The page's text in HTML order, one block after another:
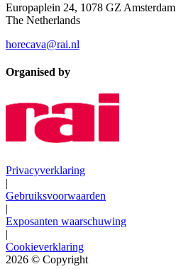
Europaplein 24, 1078 GZ Amsterdam
The Netherlands
horecava@rai.nl
Organised by
Privacyverklaring
|
Gebruiksvoorwaarden
|
Exposanten waarschuwing
|
Cookieverklaring
2026 © Copyright